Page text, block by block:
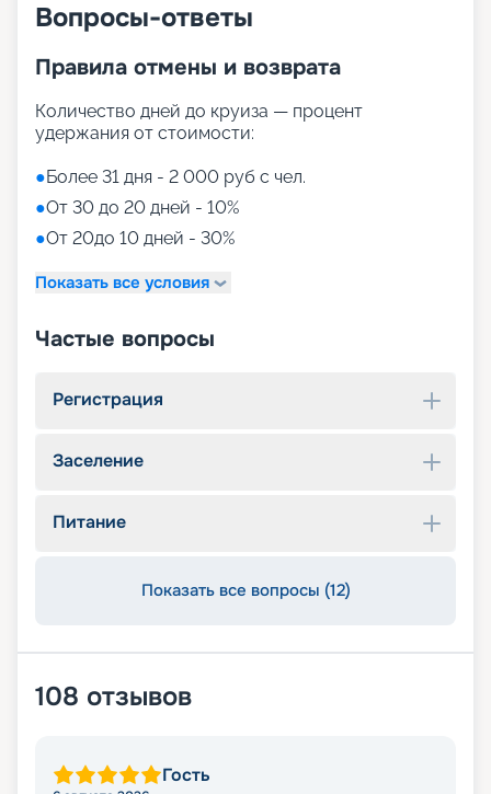
Вопросы-ответы
Правила отмены и возврата
Количество дней до круиза — процент
удержания от стоимости:
●Более 31 дня - 2 000 руб с чел.
●От 30 до 20 дней - 10%
●От 20до 10 дней - 30%
Показать все условия
Частые вопросы
Регистрация
Заселение
Питание
Показать все вопросы (12)
108 отзывов
Гость